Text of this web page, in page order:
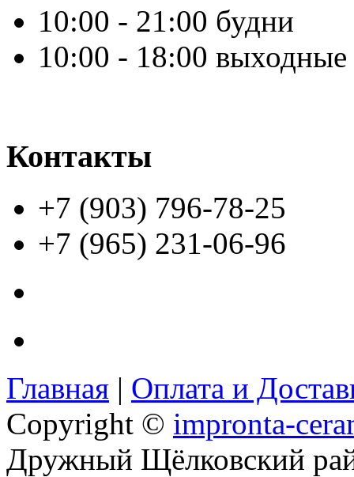
10:00 - 21:00 будни
10:00 - 18:00 выходные
Контакты
+7 (903) 796-78-25
+7 (965) 231-06-96
Главная | Оплата и
Copyright © impronta-
Дружный Щёлковский